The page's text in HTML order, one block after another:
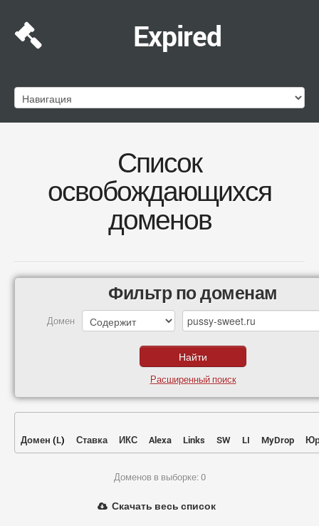
Expired
Список
освобождающихся
доменов
Фильтр по доменам
Домен
Расширенный поиск
Домен (L) Ставка ИКС Alexa Links SW LI MyDrop
Доменов в выборке: 0
Скачать весь список